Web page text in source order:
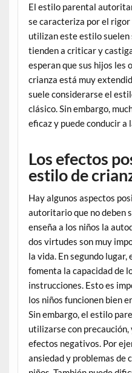
El estilo parental
se caracteriza por el
utilizan este estilo
tienden a criticar y
esperan que sus hijos les
crianza está muy
suele considerarse el
clásico. Sin embargo,
eficaz y puede conducir a
Los efectos
estilo de
Hay algunos aspectos
autoritario que no deben
enseña a los niños la
dos virtudes son muy
la vida. En segundo
fomenta la capacidad de
instrucciones. Esto es
los niños funcionen bien
Sin embargo, el estilo
utilizarse con
efectos negativos. Por
ansiedad y problemas de